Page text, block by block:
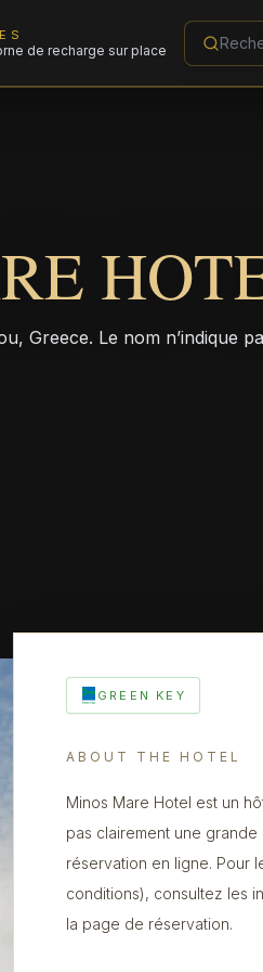
de recharge sur place
Greece. Le nom n’indique
GREEN KEY
ABOUT THE HOTEL
Minos Mare Hotel est un
pas clairement une
réservation en ligne. Pour
conditions), consultez les
la page de réservation.